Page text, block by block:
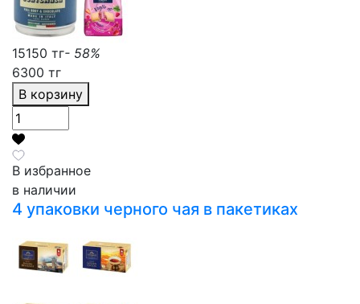
15150 тг- 58%
6300 тг
В корзину
В избранное
в наличии
4 упаковки черного чая в пакетиках